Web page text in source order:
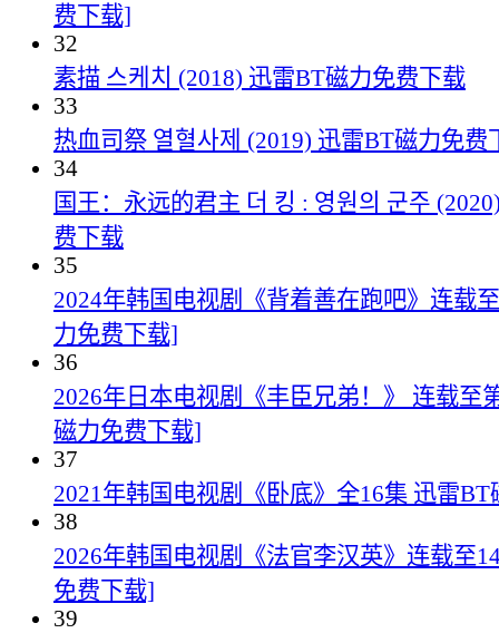
费下载]
32
素描 스케치 (2018) 迅雷BT磁力免费下载
33
热血司祭 열혈사제 (2019) 迅雷BT磁力免费
34
国王：永远的君主 더 킹 : 영원의 군주
费下载
35
2024年韩国电视剧《背着善在跑吧》连载
力免费下载]
36
2026年日本电视剧《丰臣兄弟！》 连载至
磁力免费下载]
37
2021年韩国电视剧《卧底》全16集 迅雷
38
2026年韩国电视剧《法官李汉英》连载至
免费下载]
39